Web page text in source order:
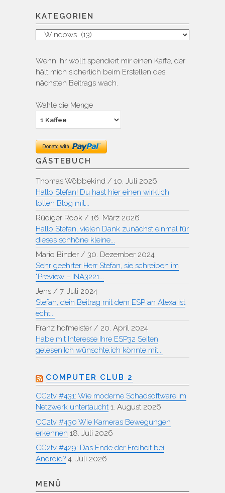
KATEGORIEN
Kategorien
Wenn ihr wollt spendiert mir einen Kaffe, der
hält mich sicherlich beim Erstellen des
nächsten Beitrags wach.
Wähle die Menge
GÄSTEBUCH
Thomas Wöbbekind / 10. Juli 2026
Hallo Stefan! Du hast hier einen wirklich
tollen Blog mit...
Rüdiger Rook / 16. März 2026
Hallo Stefan, vielen Dank zunächst einmal für
dieses schhöne kleine...
Mario Binder / 30. Dezember 2024
Sehr geehrter Herr Stefan, sie schreiben im
"Preview – INA3221...
Jens / 7. Juli 2024
Stefan, dein Beitrag mit dem ESP an Alexa ist
echt...
Franz hofmeister / 20. April 2024
Habe mit Interesse Ihre ESP32 Seiten
gelesen.Ich wünschte,ich könnte mit...
COMPUTER CLUB 2
CC2tv #431: Wie moderne Schadsoftware im
Netzwerk untertaucht 1. August 2026
CC2tv #430 Wie Kameras Bewegungen
erkennen 18. Juli 2026
CC2tv #429: Das Ende der Freiheit bei
Android? 4. Juli 2026
MENÜ